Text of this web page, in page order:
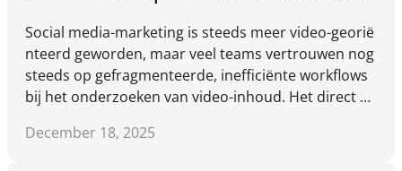
Social media-marketing is steeds meer video-georië
nteerd geworden, maar veel teams vertrouwen nog
steeds op gefragmenteerde, inefficiënte workflows
bij het onderzoeken van video-inhoud. Het direct be
ekeurige links of het alleen vertrouwen op oppervla
December 18, 2025